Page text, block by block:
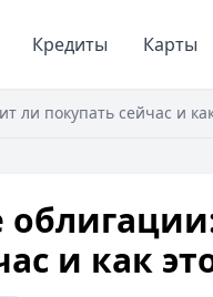
Кредиты Карты
покупать сейчас и как
и как